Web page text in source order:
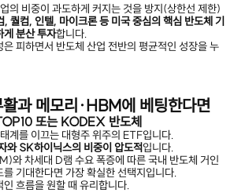
의 비중이 과도하게 커지는 것을 방지(상한선 제한)
퀄컴, 인텔, 마이크론 등 미국 중심의 핵심 반도체 기
게 분산 투자합니다.
피하면서 반도체 산업 전반의 평균적인 성장을 누
과 메모리·HBM에 베팅한다면
또는 KODEX 반도체
계를 이끄는 대형주 위주의 ETF입니다.
와 SK하이닉스의 비중이 압도적입니다.
와 차세대 D램 수요 폭증에 따른 국내 반도체 거인
기대한다면 가장 확실한 선택지입니다.
흐름을 원할 때 유리합니다.